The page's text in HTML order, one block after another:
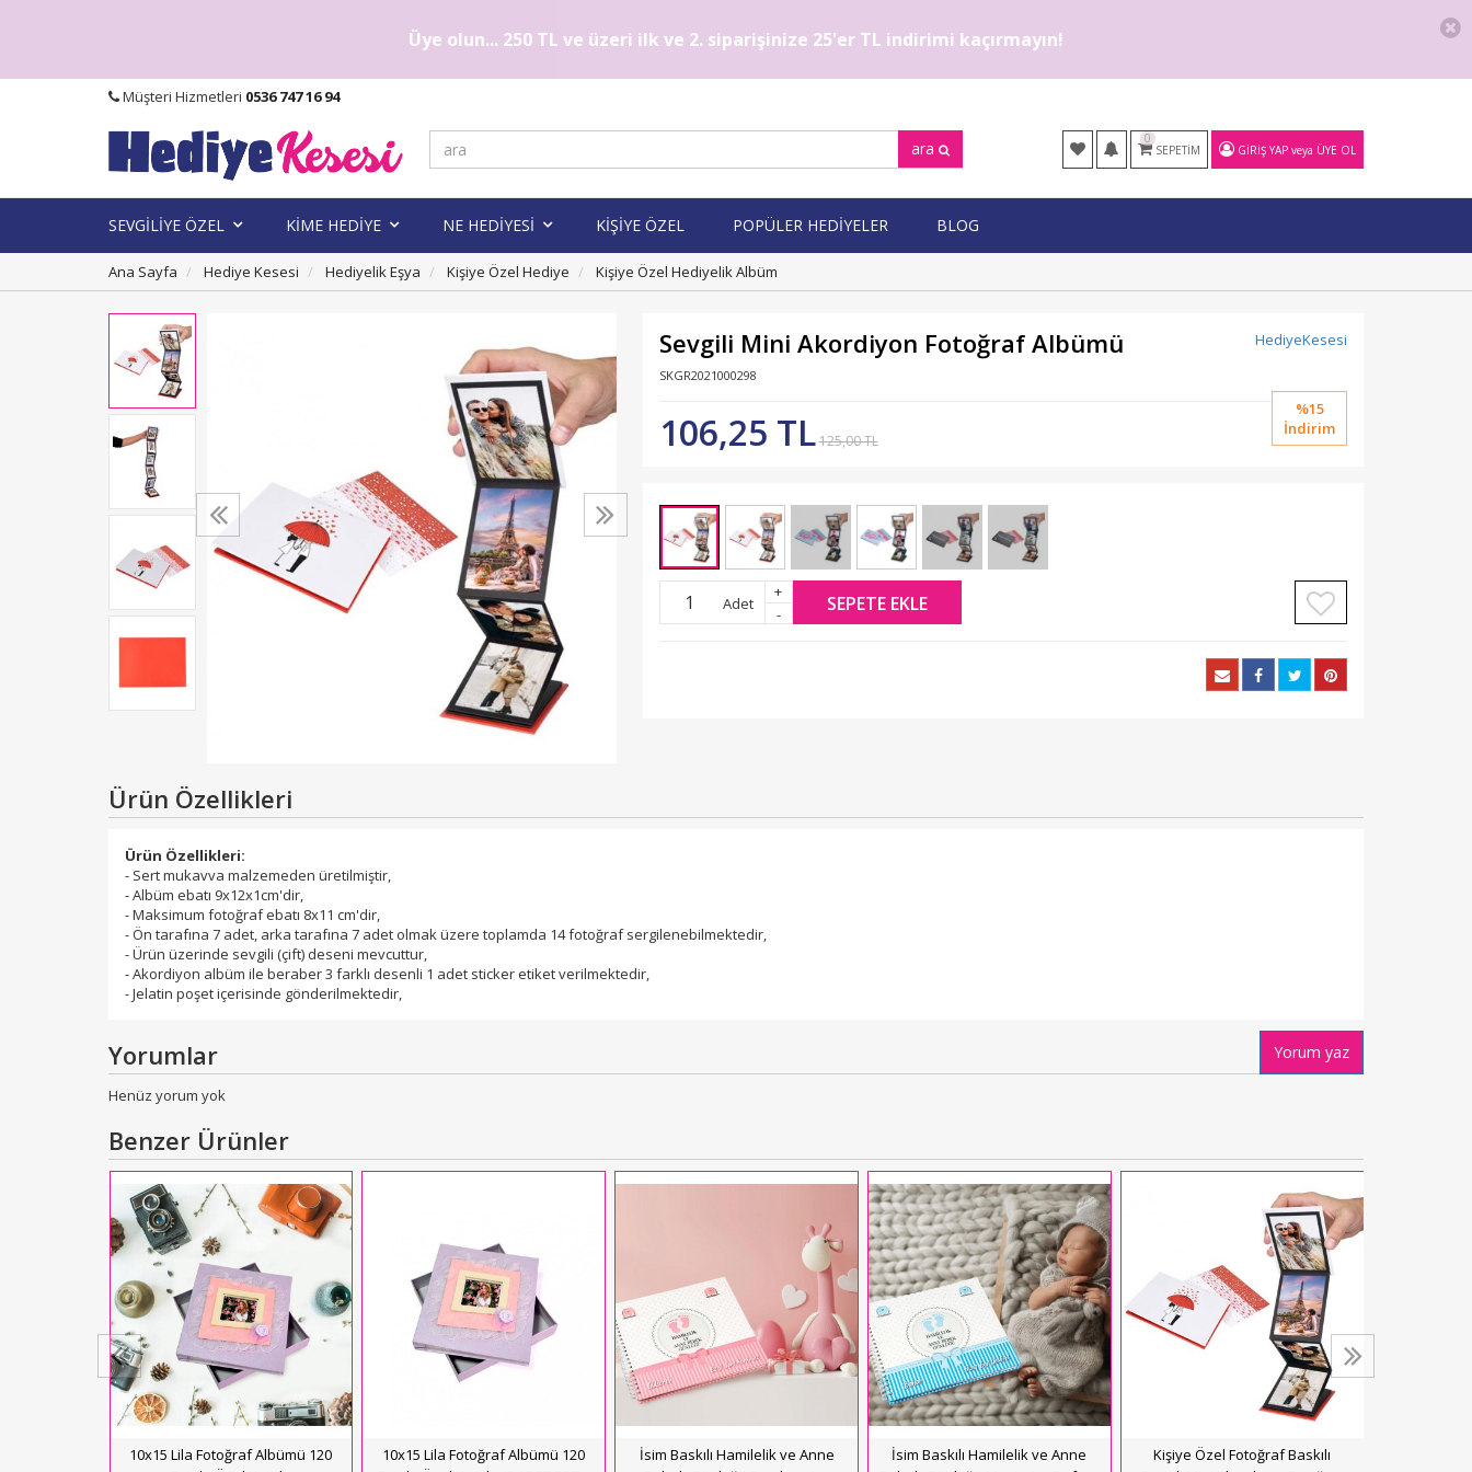
Üye olun... 250 TL ve üzeri ilk ve 2. siparişinize 25'er TL indirimi kaçırmayın!
Müşteri Hizmetleri 0536 747 16 94
0
SEPETIM GIRIŞ YAP veya ÜYE OL
ara
SEVGİLİYE ÖZEL KİME HEDİYE NE HEDİYESİ KİŞİYE ÖZEL POPÜLER HEDİYELER BLOG
Ana Sayfa Hediye Kesesi Hediyelik Eşya Kişiye Özel Hediye Kişiye Özel Hediyelik Albüm
HediyeKesesi
Sevgili Mini Akordiyon Fotoğraf Albümü
SKGR2021000298
%15
İndirim
106,25 TL125,00 TL
Adet
+
-
SEPETE EKLE
Ürün Özellikleri
Ürün Özellikleri:
- Sert mukavva malzemeden üretilmiştir,
- Albüm ebatı 9x12x1cm'dir,
- Maksimum fotoğraf ebatı 8x11 cm'dir,
- Ön tarafına 7 adet, arka tarafına 7 adet olmak üzere toplamda 14 fotoğraf sergilenebilmektedir,
- Ürün üzerinde sevgili (çift) deseni mevcuttur,
- Akordiyon albüm ile beraber 3 farklı desenli 1 adet sticker etiket verilmektedir,
- Jelatin poşet içerisinde gönderilmektedir,
Yorumlar Yorum yaz
Henüz yorum yok
Benzer Ürünler
10x15 Lila Fotoğraf Albümü 120
10x15 Lila Fotoğraf Albümü 120
İsim Baskılı Hamilelik ve Anne
İsim Baskılı Hamilelik ve Anne
Kişiye Özel Fotoğraf Baskılı